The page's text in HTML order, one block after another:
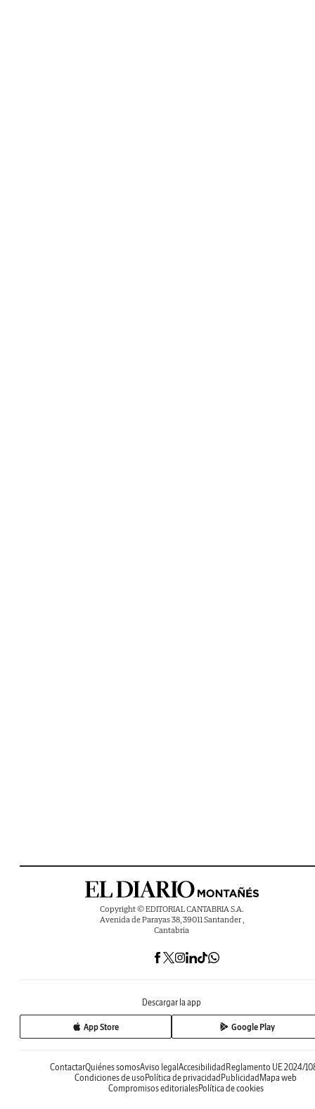
Copyright © EDITORIAL CANTABRIA S.A.
Avenida de Parayas 38, 39011 Santander ,
Cantabria
Descargar la app
App Store Google Play
ContactarQuiénes somosAviso legal Accesibilidad Reglamento UE 2024/
Condiciones de uso Política de privacidad Publicidad Mapa web
Compromisos editorialesPolítica de cookies